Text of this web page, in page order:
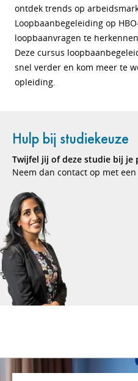
ontdek trends op
Loopbaanbegeleiding op
loopbaanvragen te
Deze cursus
snel verder en kom meer te
opleiding.
Hulp bij studiekeuze
Twijfel jij of deze studie bij je
Neem dan contact op met